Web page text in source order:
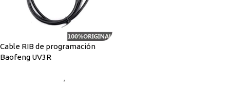
Cable RIB de programación
Baofeng UV3R
,